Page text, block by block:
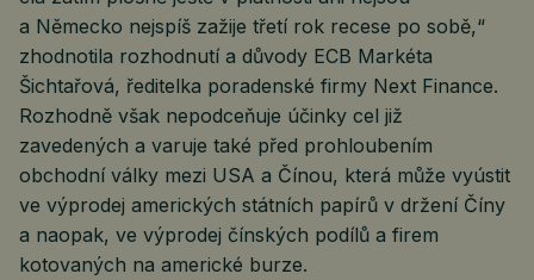
a Německo nejspíš zažije třetí rok recese po sobě,“
zhodnotila rozhodnutí a důvody ECB Markéta
Šichtařová, ředitelka poradenské firmy Next Finance.
Rozhodně však nepodceňuje účinky cel již
zavedených a varuje také před prohloubením
obchodní války mezi USA a Čínou, která může vyústit
ve výprodej amerických státních papírů v držení Číny
a naopak, ve výprodej čínských podílů a firem
kotovaných na americké burze.